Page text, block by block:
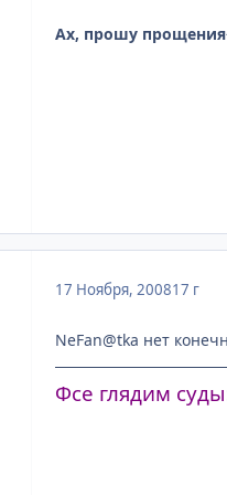
Ах, прошу
17 Ноября, 200817 г
NeFan@tka нет
Фсе глядим